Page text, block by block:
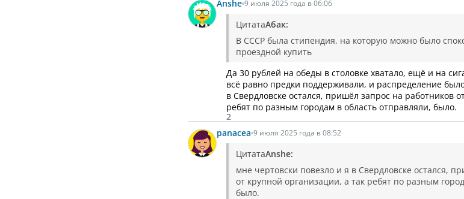
Anshe 9 июля 2025 года в 06:06
ЦитатаАбак:
В СССР была стипендия, на которую можно было
проездной купить
Да 30 рублей на обеды в столовке хватало, ещё и на
всё равно предки поддерживали, и распределение
в Свердловске остался, пришёл запрос на работников
ребят по разным городам в область отправляли, было.
2
panacea 9 июля 2025 года в 08:52
ЦитатаAnshe:
мне чертовски повезло и я в Свердловске остался,
от крупной организации, а так ребят по разным
было.